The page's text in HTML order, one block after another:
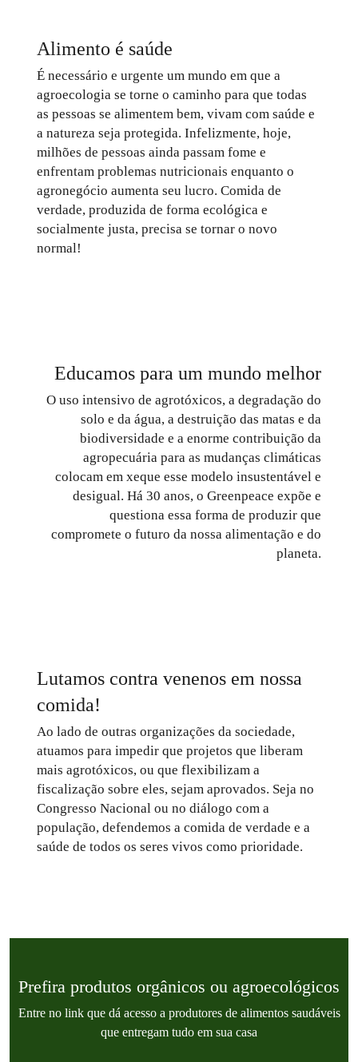
Alimento é saúde
É necessário e urgente um mundo em que a
agroecologia se torne o caminho para que todas
as pessoas se alimentem bem, vivam com saúde e
a natureza seja protegida. Infelizmente, hoje,
milhões de pessoas ainda passam fome e
enfrentam problemas nutricionais enquanto o
agronegócio aumenta seu lucro. Comida de
verdade, produzida de forma ecológica e
socialmente justa, precisa se tornar o novo
normal!
Educamos para um mundo melhor
O uso intensivo de agrotóxicos, a degradação do
solo e da água, a destruição das matas e da
biodiversidade e a enorme contribuição da
agropecuária para as mudanças climáticas
colocam em xeque esse modelo insustentável e
desigual. Há 30 anos, o Greenpeace expõe e
questiona essa forma de produzir que
compromete o futuro da nossa alimentação e do
planeta.
Lutamos contra venenos em nossa
comida!
Ao lado de outras organizações da sociedade,
atuamos para impedir que projetos que liberam
mais agrotóxicos, ou que flexibilizam a
fiscalização sobre eles, sejam aprovados. Seja no
Congresso Nacional ou no diálogo com a
população, defendemos a comida de verdade e a
saúde de todos os seres vivos como prioridade.
Prefira produtos orgânicos ou agroecológicos
Entre no link que dá acesso a produtores de alimentos saudáveis
que entregam tudo em sua casa